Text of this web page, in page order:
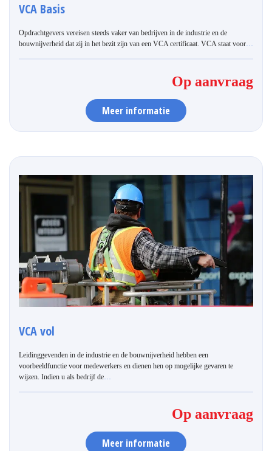
VCA Basis
Opdrachtgevers vereisen steeds vaker van bedrijven in de industrie en de
bouwnijverheid dat zij in het bezit zijn van een VCA certificaat. VCA staat voor…
Op aanvraag
Meer informatie
VCA vol
Leidinggevenden in de industrie en de bouwnijverheid hebben een
voorbeeldfunctie voor medewerkers en dienen hen op mogelijke gevaren te
wijzen. Indien u als bedrijf de
Op aanvraag
Meer informatie